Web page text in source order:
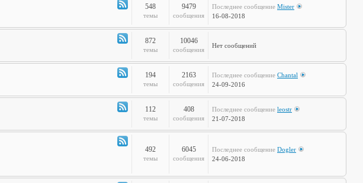
Канал
-
Музыкальные
548
темы
9479
сообщения
Последнее сообщение Mister
16-08-2018
Канал
-
872
темы
10046
сообщения
Нет сообщений
Канал
-
Худграф
194
темы
2163
сообщения
Последнее сообщение Chantal
24-09-2016
Канал
-
сказал
Мяу?
112
темы
408
сообщения
Последнее сообщение leostr
21-07-2018
Канал492
темы
6045
сообщения
Последнее сообщение Dogler
24-06-2018